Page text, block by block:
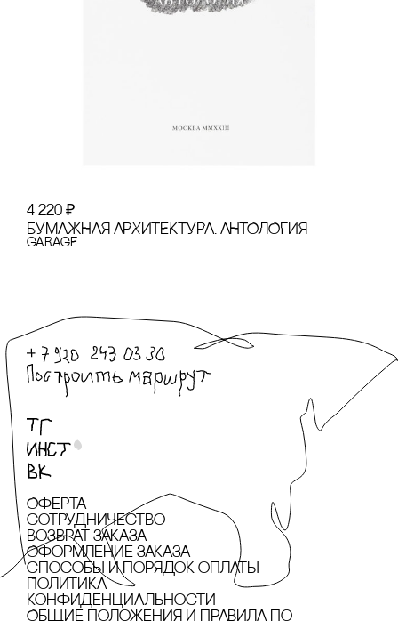
4 220 ₽
БУМАЖНАЯ АРХИТЕКТУРА. АНТОЛОГИЯ
GARAGE
Оферта
сотрудничество
Возврат заказа
Оформление заказа
cпособы и порядок оплаты
Политика
конфиденциальности
Общие положения и правила по